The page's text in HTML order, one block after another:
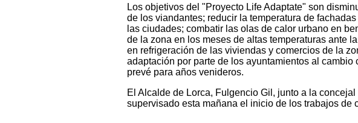
Los objetivos del "Proyecto Life Adaptate" son
de los viandantes; reducir la temperatura de
las ciudades; combatir las olas de calor urbano en
de la zona en los meses de altas temperaturas ante
en refrigeración de las viviendas y comercios de la
adaptación por parte de los ayuntamientos al
prevé para años venideros.
El Alcalde de Lorca, Fulgencio Gil, junto a la
supervisado esta mañana el inicio de los trabajos